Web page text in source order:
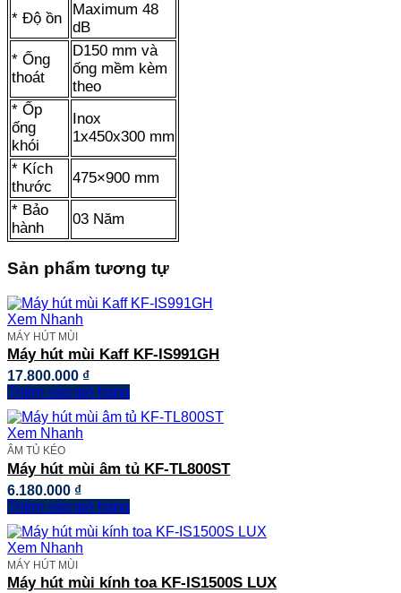
* Độ ồn
Maximum 48
dB
* Ống
thoát
D150 mm và
ống mềm kèm
theo
* Ốp
ống
khói
Inox
1x450x300 mm
* Kích
thước
475×900 mm
* Bảo
hành
03 Năm
Sản phẩm tương tự
Xem Nhanh
MÁY HÚT MÙI
Máy hút mùi Kaff KF-IS991GH
17.800.000 ₫
Thêm vào giỏ hàng
Xem Nhanh
ÂM TỦ KÉO
Máy hút mùi âm tủ KF-TL800ST
6.180.000 ₫
Thêm vào giỏ hàng
Xem Nhanh
MÁY HÚT MÙI
Máy hút mùi kính toa KF-IS1500S LUX